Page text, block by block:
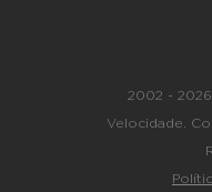
2002 - 2026
Velocidade.